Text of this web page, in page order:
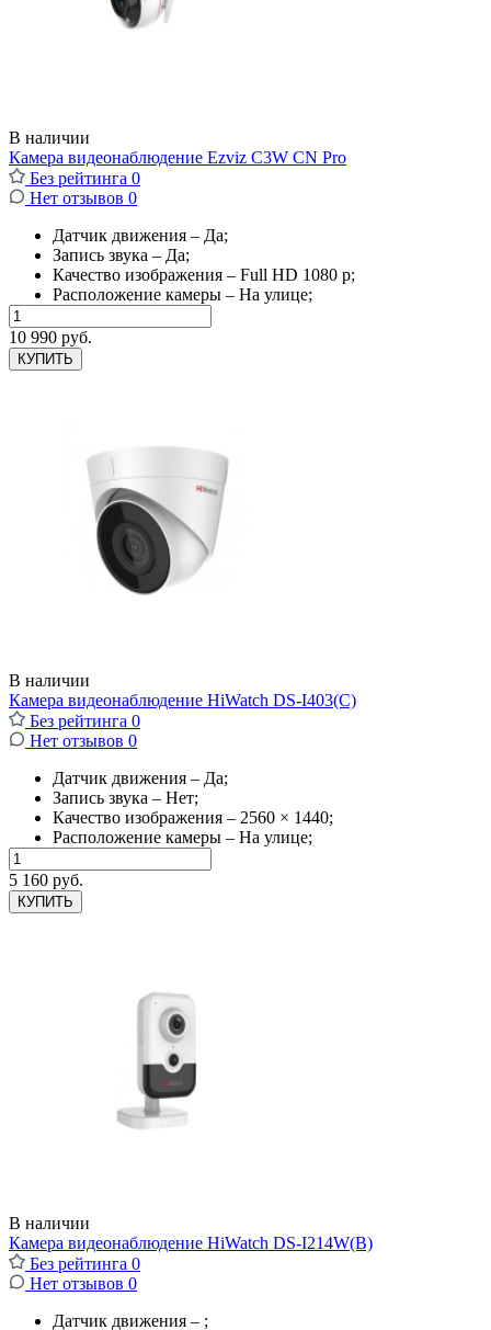
В наличии
Камера видеонаблюдение Ezviz C3W CN Pro
Без рейтинга 0
Нет отзывов 0
Датчик движения – Да;
Запись звука – Да;
Качество изображения – Full HD 1080 p;
Расположение камеры – На улице;
10 990 руб.
КУПИТЬ
В наличии
Камера видеонаблюдение HiWatch DS-I403(C)
Без рейтинга 0
Нет отзывов 0
Датчик движения – Да;
Запись звука – Нет;
Качество изображения – 2560 × 1440;
Расположение камеры – На улице;
5 160 руб.
КУПИТЬ
В наличии
Камера видеонаблюдение HiWatch DS-I214W(B)
Без рейтинга 0
Нет отзывов 0
Датчик движения – ;